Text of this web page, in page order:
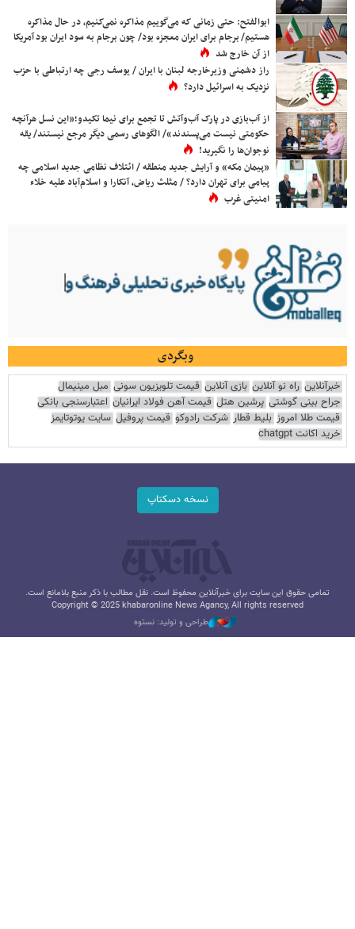
ابوالفتح: حتی زمانی که می‌گوییم مذاکره نمی‌کنیم، در حال مذاکره
هستیم/ برجام برای ایران معجزه بود/ چون برجام به سود ایران بود آمریکا
از آن خارج شد
راز دشمنی وزیرخارجه لبنان با ایران / یوسف رجی چه ارتباطی با حزب
نزدیک به اسرائیل دارد؟
از آب‌بازی در پارک آب‌وآتش تا تجمع برای نیما تکیدو؛«این نسل هرآنچه
حکومتی نیست می‌پسندند»/ الگوهای رسمی دیگر مرجع نیستند/ یقه
نوجوان‌ها را نگیرید!
«پیمان مکه» و آرایش جدید منطقه / ائتلاف نظامی جدید اسلامی چه
پیامی برای تهران دارد؟ / مثلث ریاض، آنکارا و اسلام‌آباد علیه خلاء
امنیتی غرب
وبگردی
خبرآنلاین راه نو آنلاین بازی آنلاین قیمت تلویزیون سونی مبل مینیمال
جراح بینی گوشتی پرشین هتل قیمت آهن فولاد ایرانیان اعتبارسنجی بانکی
قیمت طلا امروز بلیط قطار شرکت رادوکو قیمت پروفیل سایت یوتوتایمز
خرید اکانت chatgpt
نسخه دسکتاپ
تمامی حقوق این سایت برای خبرآنلاین محفوظ است. نقل مطالب با ذکر منبع بلامانع است.
Copyright © 2025 khabaronline News Agancy, All rights reserved
طراحی و تولید: نستوه